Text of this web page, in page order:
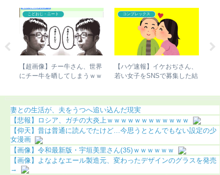
おぢさん、
募集した結
こどおじ・ニート
【ハゲ速報】ハゲたら人生終
了するという現実ｗｗｗ
コンプレックス
【画像】三笘薫の髪、ヤ
ぎる
妻との生活が、夫をうつへ追い込んだ現実
【悲報】ロシア、ガチの大炎上ｗｗｗｗｗｗｗｗｗｗｗｗ
【仰天】昔は普通に読んでたけど…今思うととんでもない設定の少
女漫画
【画像】令和最新版・宇垣美里さん(35)ｗｗｗｗｗｗ
【画像】よなよなエール製造元、変わったデザインのグラスを発売
→